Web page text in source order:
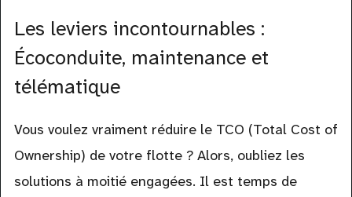
Les leviers incontournables :
Écoconduite, maintenance et
télématique
Vous voulez vraiment réduire le TCO (Total Cost of
Ownership) de votre flotte ? Alors, oubliez les
solutions à moitié engagées. Il est temps de